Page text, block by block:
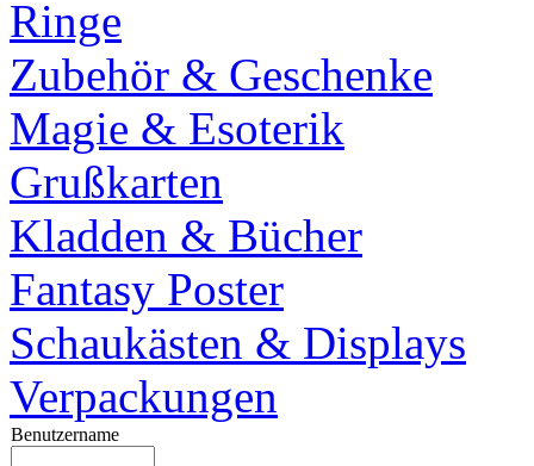
Ringe
Zubehör & Geschenke
Magie & Esoterik
Grußkarten
Kladden & Bücher
Fantasy Poster
Schaukästen & Displays
Verpackungen
Benutzername